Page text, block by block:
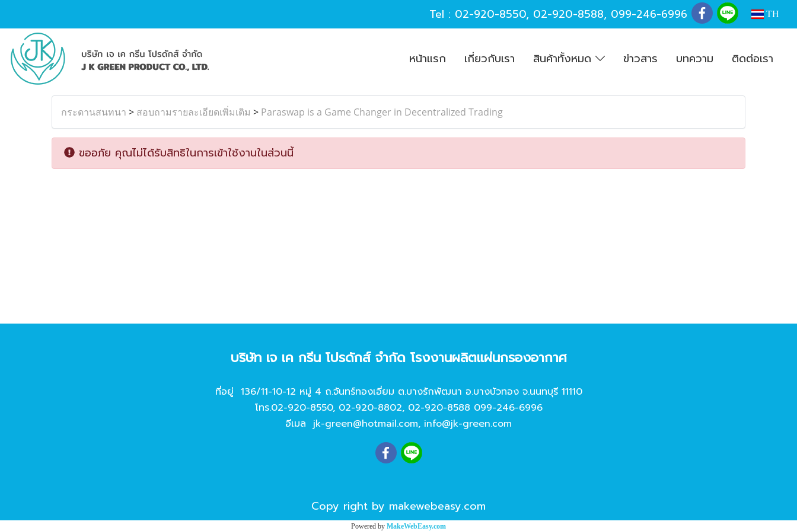
Tel : 02-920-8550, 02-920-8588, 099-246-6996 TH
หน้าแรก เกี่ยวกับเรา สินค้าทั้งหมด ข่าวสาร บทความ ติดต่อเรา
กระดานสนทนา > สอบถามรายละเอียดเพิ่มเติม > Paraswap is a Game Changer in Decentralized Trading
ขออภัย คุณไม่ได้รับสิทธิในการเข้าใช้งานในส่วนนี้
บริษัท เจ เค กรีน โปรดักส์ จํากัด โรงงานผลิตแผ่นกรองอากาศ
ที่อยู่ 136/11-10-12 หมู่ 4 ถ.จันทร์ทองเอี่ยม ต.บางรักพัฒนา อ.บางบัวทอง จ.นนทบุรี 11110
โทร.02-920-8550, 02-920-8802, 02-920-8588 099-246-6996
อีเมล jk-green@hotmail.com, info@jk-green.com
Copy right by makewebeasy.com
Powered by MakeWebEasy.com